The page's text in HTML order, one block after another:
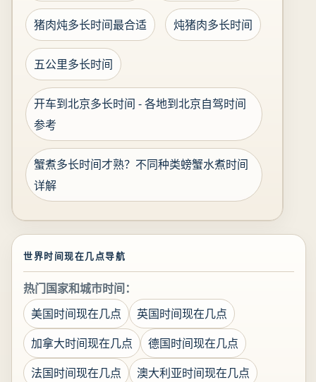
猪肉炖多长时间最合适 炖猪肉多长时间
五公里多长时间
开车到北京多长时间 - 各地到北京自驾时间
参考
蟹煮多长时间才熟？不同种类螃蟹水煮时间
详解
世界时间现在几点导航
热门国家和城市时间：
美国时间现在几点
英国时间现在几点
加拿大时间现在几点
德国时间现在几点
法国时间现在几点
澳大利亚时间现在几点